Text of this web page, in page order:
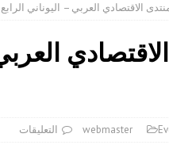
الاقتصادي العربي – اليوناني
webmaster التعليقات